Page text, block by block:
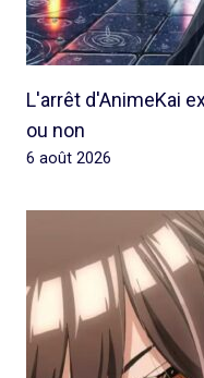
L'arrêt d'AnimeKai
ou non
6 août 2026